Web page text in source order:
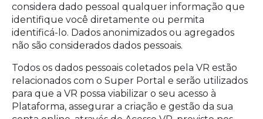
considera dado pessoal qualquer informação que
identifique você diretamente ou permita
identificá-lo. Dados anonimizados ou agregados
não são considerados dados pessoais.
Todos os dados pessoais coletados pela VR estão
relacionados com o Super Portal e serão utilizados
para que a VR possa viabilizar o seu acesso à
Plataforma, assegurar a criação e gestão da sua